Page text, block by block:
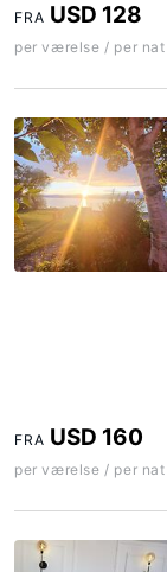
FRA USD 128
per værelse / per nat
FRA USD 160
per værelse / per nat